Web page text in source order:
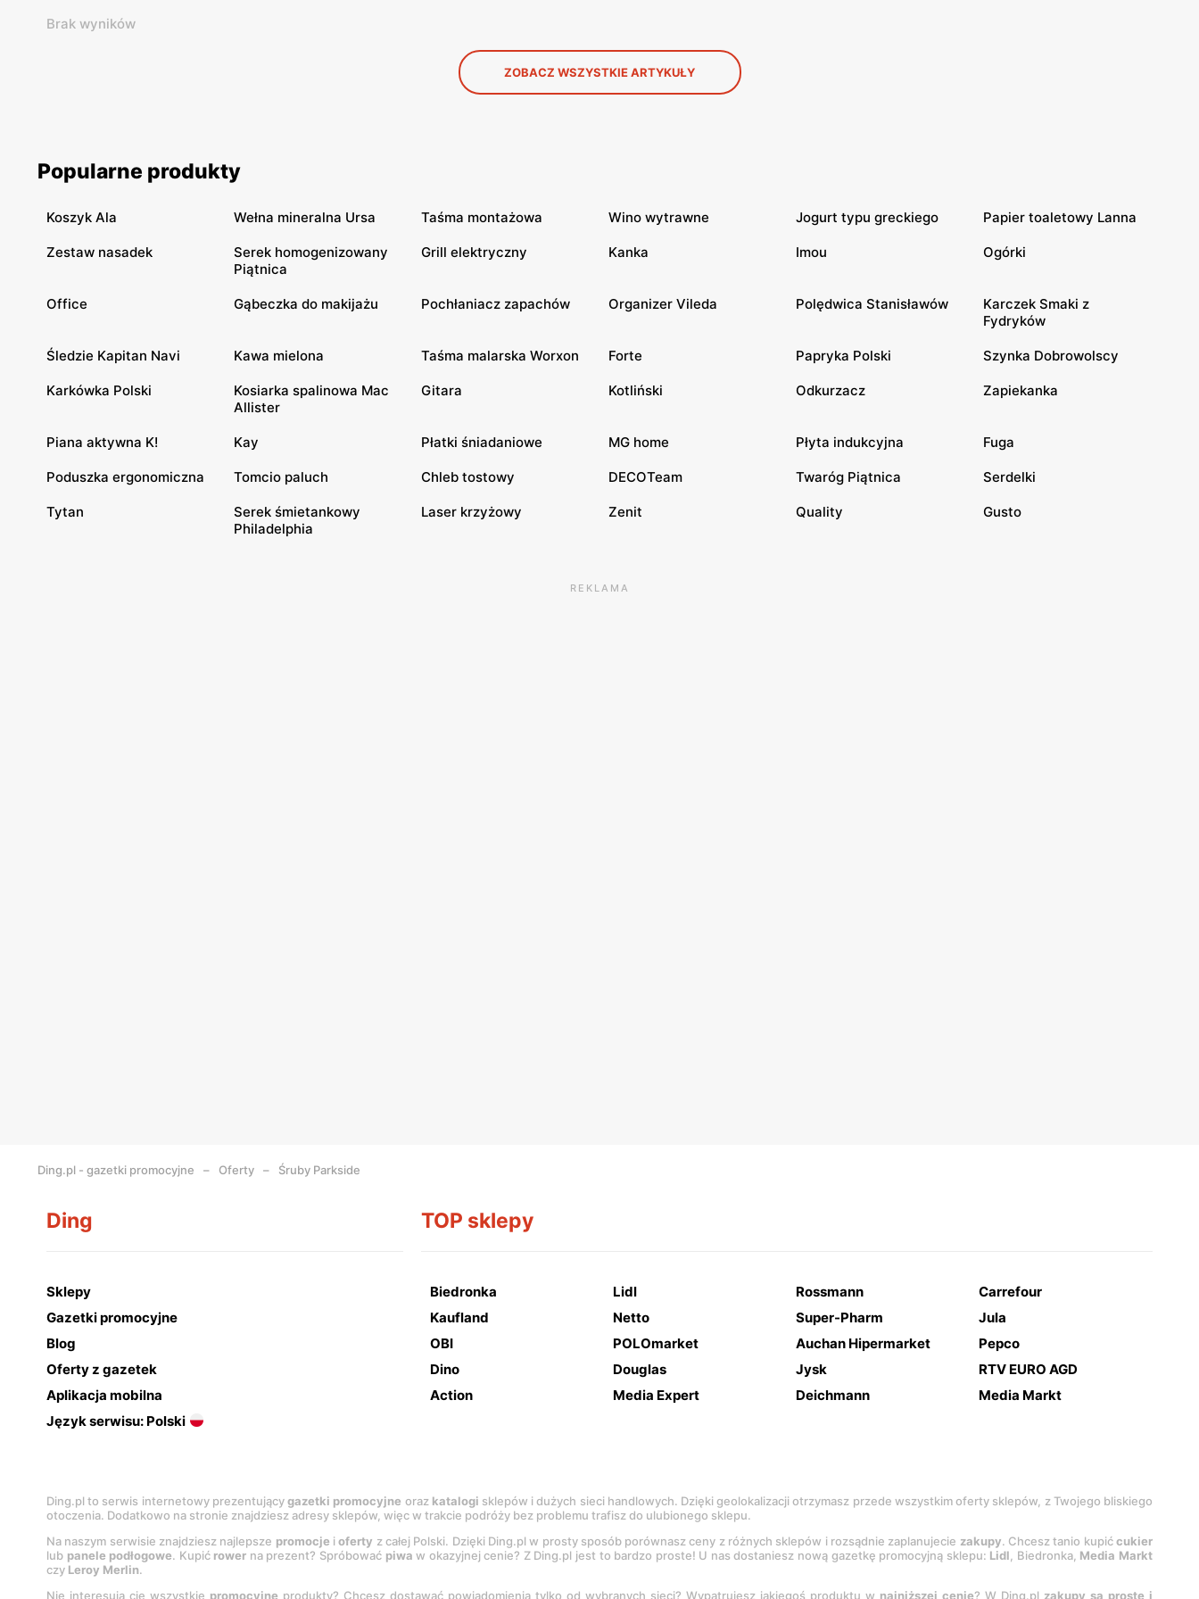
Brak wyników
ZOBACZ WSZYSTKIE ARTYKUŁY
Popularne produkty
Koszyk Ala Wełna mineralna Ursa Taśma montażowa Wino wytrawne Jogurt typu greckiego Papier toaletowy Lanna
Zestaw nasadek
Serek homogenizowany
Piątnica
Grill elektryczny Kanka Imou Ogórki
Office Gąbeczka do makijażu Pochłaniacz zapachów Organizer Vileda Polędwica Stanisławów
Karczek Smaki z
Fydryków
Śledzie Kapitan Navi Kawa mielona Taśma malarska Worxon Forte Papryka Polski Szynka Dobrowolscy
Karkówka Polski
Kosiarka spalinowa Mac
Allister
Gitara Kotliński Odkurzacz Zapiekanka
Piana aktywna K! Kay Płatki śniadaniowe MG home Płyta indukcyjna Fuga
Poduszka ergonomiczna Tomcio paluch Chleb tostowy DECOTeam Twaróg Piątnica Serdelki
Tytan
Serek śmietankowy
Philadelphia
Laser krzyżowy Zenit Quality Gusto
REKLAMA
Ding.pl - gazetki promocyjne Oferty Śruby Parkside
Ding
Sklepy
Gazetki promocyjne
Blog
Oferty z gazetek
Aplikacja mobilna
Język serwisu: Polski
TOP sklepy
Biedronka Lidl Rossmann
Carrefour
Kaufland
Netto Super-Pharm
Jula
OBI
POLOmarket Auchan Hipermarket
Pepco
Dino
Douglas Jysk
RTV EURO AGD
Action
Media Expert Deichmann Media Markt
Ding.pl to serwis internetowy prezentującygazetki promocyjne oraz katalogi sklepów i dużych sieci handlowych. Dzięki geolokalizacji otrzymasz przede wszystkim oferty sklepów, z Twojego bliskiego
otoczenia. Dodatkowo na stronie znajdziesz adresy sklepów, więc w trakcie podróży bez problemu trafisz do ulubionego sklepu.
Na naszym serwisie znajdziesz najlepsze promocje ioferty z całej Polski. Dzięki Ding.pl w prosty sposób porównasz ceny z różnych sklepów i rozsądnie zaplanujecie zakupy. Chcesz tanio kupićcukier
lub panele podłogowe. Kupić rower na prezent? Spróbować piwa w okazyjnej cenie? Z Ding.pl jest to bardzo proste! U nas dostaniesz nową gazetkę promocyjną sklepu: Lidl, Biedronka, Media Markt
czy Leroy Merlin.
Nie interesują cię wszystkie promocyjne produkty? Chcesz dostawać powiadomienia tylko od wybranych sieci? Wypatrujesz jakiegoś produktu w najniższej cenie? W Ding.pl zakupy są proste i